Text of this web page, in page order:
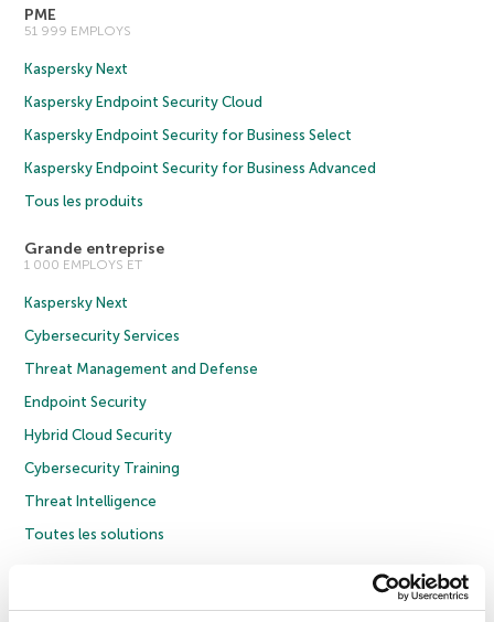
PME
51 999 EMPLOYS
Kaspersky Next
Kaspersky Endpoint Security Cloud
Kaspersky Endpoint Security for Business Select
Kaspersky Endpoint Security for Business Advanced
Tous les produits
Grande entreprise
1 000 EMPLOYS ET
Kaspersky Next
Cybersecurity Services
Threat Management and Defense
Endpoint Security
Hybrid Cloud Security
Cybersecurity Training
Threat Intelligence
Toutes les solutions
Politique de confidentialité